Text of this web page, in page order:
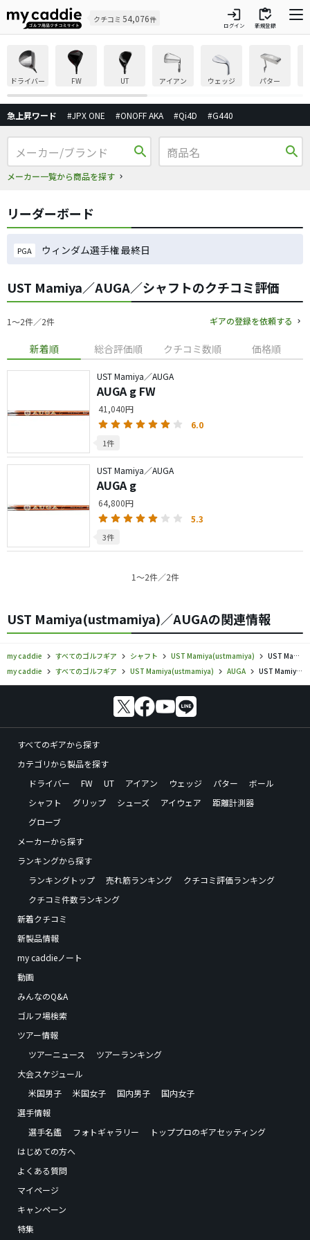
クチコミ 54,076件 login
ログイン
inventory
新規登録
ドライバー FW UT アイアン ウェッジ パター
急上昇ワード #JPX ONE #ONOFF AKA #Qi4D #G440
search
メーカー一覧から商品を探す
search
リーダーボード
PGA ウィンダム選手権 最終日
UST Mamiya／AUGA／シャフトのクチコミ評価
1〜2件／2件 ギアの登録を依頼する
新着順 総合評価順 クチコミ数順 価格順
UST Mamiya／AUGA
AUGA g FW
41,040円
6.0
1件
UST Mamiya／AUGA
AUGA g
64,800円
5.3
3件
1〜2件／2件
UST Mamiya(ustmamiya)／AUGAの関連情報
my caddie すべてのゴルフギア シャフト UST Mamiya(ustmamiya)
UST Mamiya／AUGA／シャフトの口コミ評価
my caddie
すべてのゴルフギア UST Mamiya(ustmamiya) AUGA UST Mamiya／AUGA／シャフトの口コミ評価
すべてのギアから探す
カテゴリから製品を探す
ドライバー
FW UT アイアン ウェッジ パター
ボール
シャフト
グリップ シューズ アイウェア
距離計測器
グローブ
メーカーから探す
ランキングから探す
ランキングトップ
売れ筋ランキング
クチコミ評価ランキング
クチコミ件数ランキング
新着クチコミ
新製品情報
my caddieノート
動画
みんなのQ&A
ゴルフ場検索
ツアー情報
ツアーニュース
ツアーランキング
大会スケジュール
米国男子
米国女子 国内男子
国内女子
選手情報
選手名鑑
フォトギャラリー
トッププロのギアセッティング
はじめての方へ
よくある質問
マイページ
キャンペーン
特集